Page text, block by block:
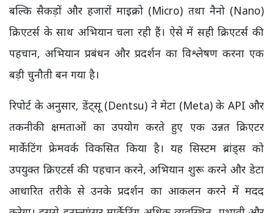
बल्कि सैकड़ों और हजारों माइक्रो (Micro) तथा नैनो (Nano)
क्रिएटर्स के साथ अभियान चला रही हैं। ऐसे में सही क्रिएटर्स की
पहचान, अभियान प्रबंधन और प्रदर्शन का विश्लेषण करना एक
बड़ी चुनौती बन गया है।
रिपोर्ट के अनुसार, डेंट्सू (Dentsu) ने मेटा (Meta) के API और
तकनीकी क्षमताओं का उपयोग करते हुए एक उन्नत क्रिएटर
मार्केटिंग फ्रेमवर्क विकसित किया है। यह सिस्टम ब्रांड्स को
उपयुक्त क्रिएटर्स की पहचान करने, अभियान शुरू करने और डेटा
आधारित तरीके से उनके प्रदर्शन का आकलन करने में मदद